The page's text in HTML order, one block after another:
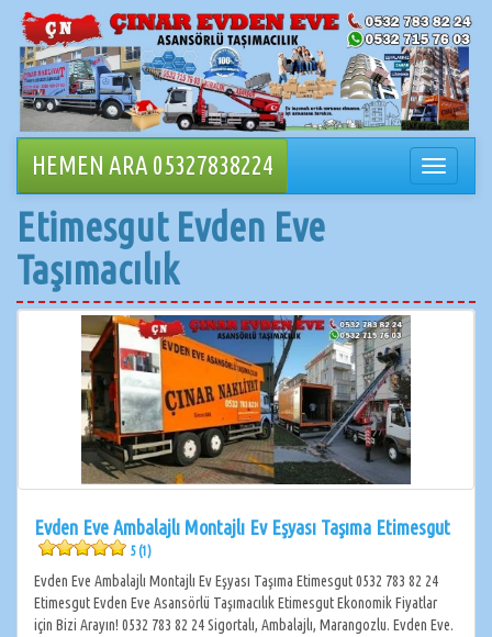
İçeriğe
geçin
HEMEN ARA 05327838224
değiştir
Etimesgut Evden Eve
Taşımacılık
Evden Eve Ambalajlı Montajlı Ev Eşyası Taşıma Etimesgut
5 (1)
Evden Eve Ambalajlı Montajlı Ev Eşyası Taşıma Etimesgut 0532 783 82 24
Etimesgut Evden Eve Asansörlü Taşımacılık Etimesgut Ekonomik Fiyatlar
için Bizi Arayın! 0532 783 82 24 Sigortalı, Ambalajlı, Marangozlu. Evden Eve.